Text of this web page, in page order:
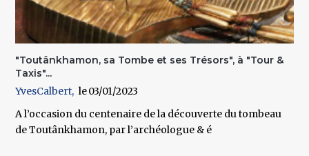
"Toutânkhamon, sa Tombe et ses Trésors", à "Tour &
Taxis"...
YvesCalbert
03/01/2023
A l’occasion du centenaire de la découverte du tombeau
de Toutânkhamon, par l’archéologue & é